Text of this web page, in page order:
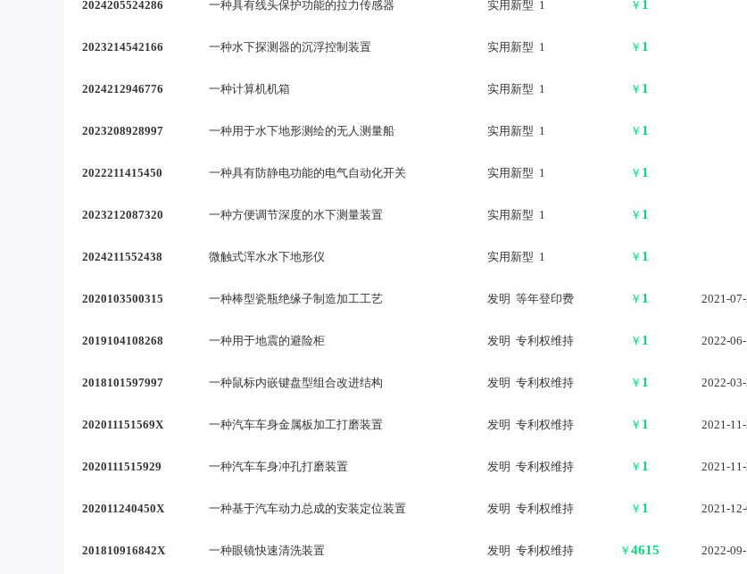
2024205524286 一种具有线头保护功能的拉力传感器 实用新型 1 ￥ 1
2023214542166 一种水下探测器的沉浮控制装置 实用新型 1 ￥ 1
2024212946776 一种计算机机箱 实用新型 1 ￥ 1
2023208928997 一种用于水下地形测绘的无人测量船 实用新型 1 ￥ 1
2022211415450 一种具有防静电功能的电气自动化开关 实用新型 1 ￥ 1
2023212087320 一种方便调节深度的水下测量装置 实用新型 1 ￥ 1
2024211552438 微触式浑水水下地形仪 实用新型 1 ￥ 1
2020103500315 一种棒型瓷瓶绝缘子制造加工工艺 发明 等年登印费 ￥ 1 2021-
2019104108268 一种用于地震的避险柜 发明 专利权维持 ￥ 1 2022-
2018101597997 一种鼠标内嵌键盘型组合改进结构 发明 专利权维持 ￥ 1 2022-
202011151569X 一种汽车车身金属板加工打磨装置 发明 专利权维持 ￥ 1 2021-
2020111515929 一种汽车车身冲孔打磨装置 发明 专利权维持 ￥ 1 2021-
202011240450X 一种基于汽车动力总成的安装定位装置 发明 专利权维持 ￥ 1 2021-
201810916842X 一种眼镜快速清洗装置 发明 专利权维持 ￥ 4615 2022-